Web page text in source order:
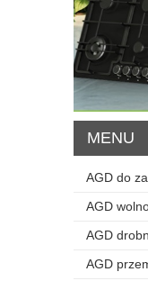
MENU
AGD do
AGD
AGD
AGD